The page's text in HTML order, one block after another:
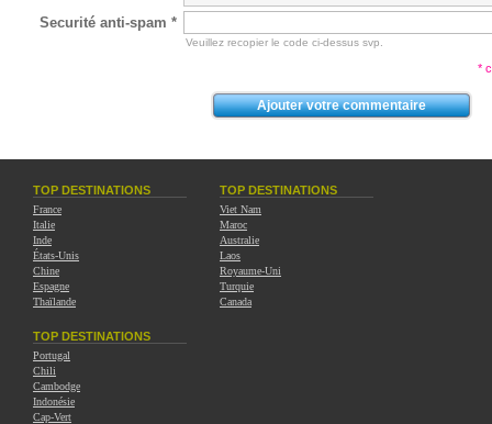
Securité anti-spam *
Veuillez recopier le code ci-dessus svp.
*
TOP DESTINATIONS
France
Italie
Inde
États-Unis
Chine
Espagne
Thaïlande
TOP DESTINATIONS
Viet Nam
Maroc
Australie
Laos
Royaume-Uni
Turquie
Canada
TOP DESTINATIONS
Portugal
Chili
Cambodge
Indonésie
Cap-Vert